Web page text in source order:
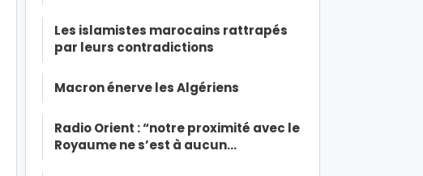
Les islamistes marocains rattrapés
par leurs contradictions
Macron énerve les Algériens
Radio Orient : “notre proximité avec le
Royaume ne s’est à aucun…